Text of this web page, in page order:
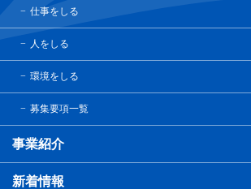
仕事をしる
人をしる
環境をしる
募集要項一覧
事業紹介
新着情報